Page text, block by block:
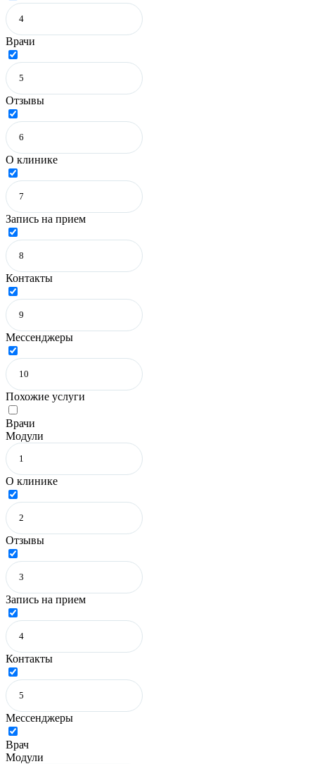
Врачи
Отзывы
О клинике
Запись на прием
Контакты
Мессенджеры
Похожие услуги
Врачи
Модули
О клинике
Отзывы
Запись на прием
Контакты
Мессенджеры
Врач
Модули